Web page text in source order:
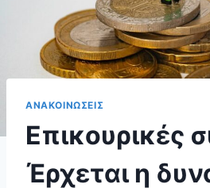
ΑΝΑΚΟΙΝΩΣΕΙΣ
Επικουρικές
Έρχεται η